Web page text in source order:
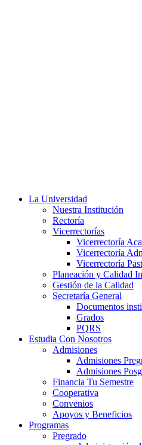
La Universidad
Nuestra Institución
Rectoría
Vicerrectorías
Vicerrectoría
Vicerrectoría
Vicerrectoría
Planeación y Calidad
Gestión de la Calidad
Secretaría General
Documentos
Grados
PQRS
Estudia Con Nosotros
Admisiones
Admisiones
Admisiones
Financia Tu Semestre
Cooperativa
Convenios
Apoyos y Beneficios
Programas
Pregrado